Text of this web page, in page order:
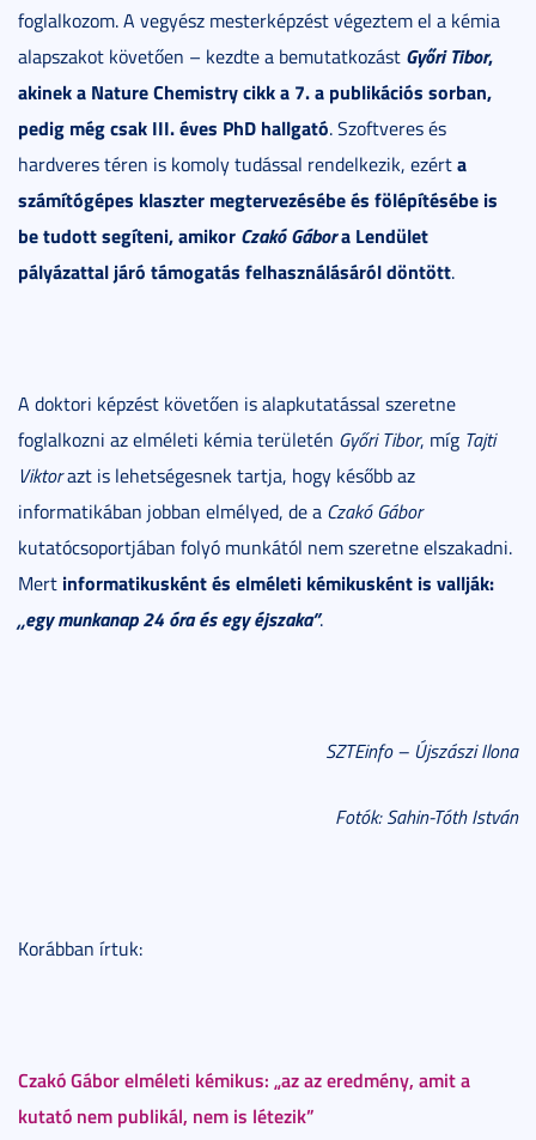
foglalkozom. A vegyész mesterképzést végeztem el a kémia
alapszakot követően – kezdte a bemutatkozást Győri Tibor,
akinek a Nature Chemistry cikk a 7. a publikációs sorban,
pedig még csak III. éves PhD hallgató. Szoftveres és
hardveres téren is komoly tudással rendelkezik, ezérta
számítógépes klaszter megtervezésébe és fölépítésébe is
be tudott segíteni, amikor Czakó Gábora Lendület
pályázattal járó támogatás felhasználásáról döntött.
A doktori képzést követően is alapkutatással szeretne
foglalkozni az elméleti kémia területén Győri Tibor, míg Tajti
Viktorazt is lehetségesnek tartja, hogy később az
informatikában jobban elmélyed, de a Czakó Gábor
kutatócsoportjában folyó munkától nem szeretne elszakadni.
Mert informatikusként és elméleti kémikusként is vallják:
„egy munkanap 24 óra és egy éjszaka”.
SZTEinfo – Újszászi Ilona
Fotók: Sahin-Tóth István
Korábban írtuk:
Czakó Gábor elméleti kémikus: „az az eredmény, amit a
kutató nem publikál, nem is létezik”